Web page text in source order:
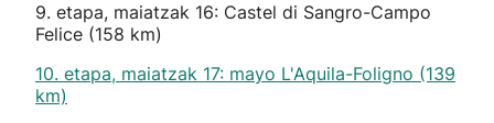
9. etapa, maiatzak 16: Castel di Sangro-Campo
Felice (158 km)
10. etapa, maiatzak 17: mayo L'Aquila-Foligno (139
km)